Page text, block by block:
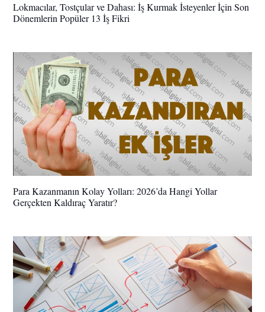
Lokmacılar, Tostçular ve Dahası: İş Kurmak İsteyenler İçin Son
Dönemlerin Popüler 13 İş Fikri
Para Kazanmanın Kolay Yolları: 2026’da Hangi Yollar
Gerçekten Kaldıraç Yaratır?